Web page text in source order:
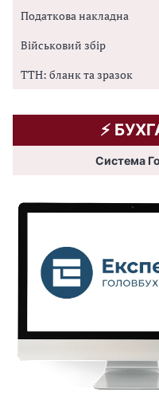
Податкова накладна
Військовий збір
ТТН: бланк та зразок
⚡️
Система